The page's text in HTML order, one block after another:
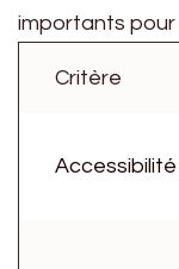
importants pour
Critère
Accessibilité